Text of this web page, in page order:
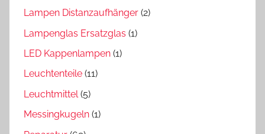
Lampen Distanzaufhänger (2)
Lampenglas Ersatzglas (1)
LED Kappenlampen (1)
Leuchtenteile (11)
Leuchtmittel (5)
Messingkugeln (1)